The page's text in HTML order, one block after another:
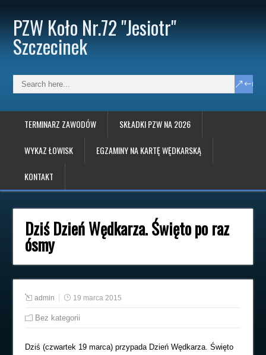
PZW Koło Nr.72 "Jesiotr"
Szczecinek
TERMINARZ ZAWODÓW SKŁADKI PZW NA 2026
WYKAZ ŁOWISK EGZAMINY NA KARTĘ WĘDKARSKĄ
KONTAKT
Dziś Dzień Wędkarza. Święto po raz
ósmy
admin 19 marca 2015
Bez kategorii
Dziś (czwartek 19 marca) przypada Dzień Wędkarza. Święto